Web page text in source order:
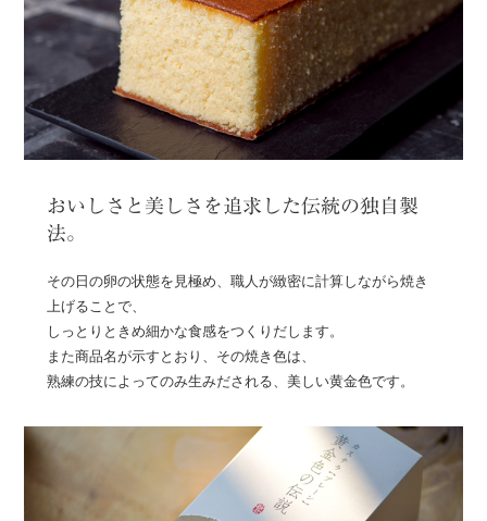
おいしさと美しさを追求した伝統の独自製
法。
その日の卵の状態を見極め、職人が緻密に計算しながら焼き
上げることで、
しっとりときめ細かな食感をつくりだします。
また商品名が示すとおり、その焼き色は、
熟練の技によってのみ生みだされる、美しい黄金色です。